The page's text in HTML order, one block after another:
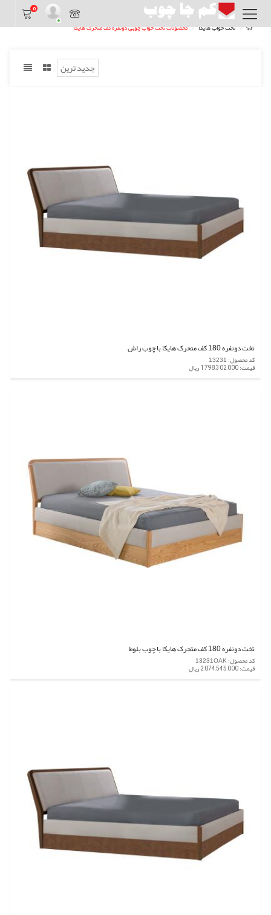
0
تخت خواب هایکا محصولات تخت خواب چوبی دونفره کف متحرک هایکا
تخت دونفره 180 کف متحرک هایکا با چوب راش
کد محصول: 13231
قیمت: 1,798,302,000 ریال
تخت دونفره 180 کف متحرک هایکا با چوب بلوط
کد محصول: 13231OAK
قیمت: 2,074,545,000 ریال